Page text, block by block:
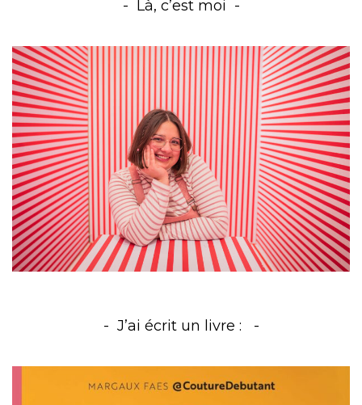
Là, c’est moi
J’ai écrit un livre :